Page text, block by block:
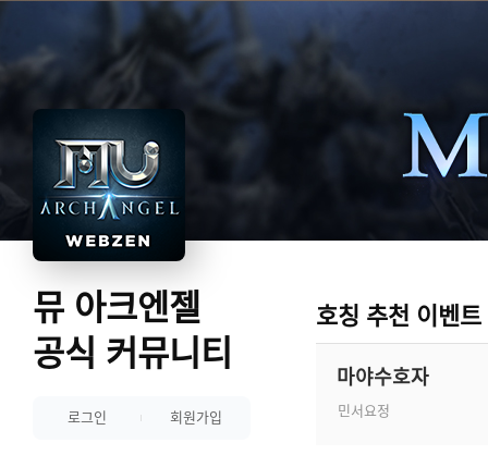
뮤 아크엔젤
공식 커뮤니티
로그인 회원가입
호칭 추천 이벤트
마야수호자
민서요정